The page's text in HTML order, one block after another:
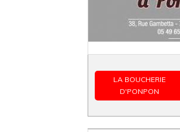
LA BOUCHERIE
D'PONPON